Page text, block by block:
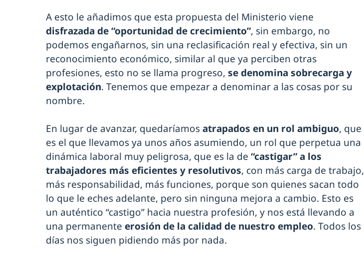
A esto le añadimos que esta propuesta del Ministerio viene
disfrazada de “oportunidad de crecimiento”, sin embargo, no
podemos engañarnos, sin una reclasificación real y efectiva, sin un
reconocimiento económico, similar al que ya perciben otras
profesiones, esto no se llama progreso, se denomina sobrecarga y
explotación. Tenemos que empezar a denominar a las cosas por su
nombre.
En lugar de avanzar, quedaríamosatrapados en un rol ambiguo, que
es el que llevamos ya unos años asumiendo, un rol que perpetua una
dinámica laboral muy peligrosa, que es la de “castigar” a los
trabajadores más eficientes y resolutivos, con más carga de trabajo,
más responsabilidad, más funciones, porque son quienes sacan todo
lo que le eches adelante, pero sin ninguna mejora a cambio. Esto es
un auténtico “castigo” hacia nuestra profesión, y nos está llevando a
una permanente erosión de la calidad de nuestro empleo. Todos los
días nos siguen pidiendo más por nada.